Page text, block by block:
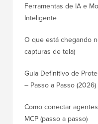
Ferramentas de IA e
Inteligente
O que está chegando
capturas de tela)
Guia Definitivo de
– Passo a Passo (2026)
Como conectar
MCP (passo a passo)